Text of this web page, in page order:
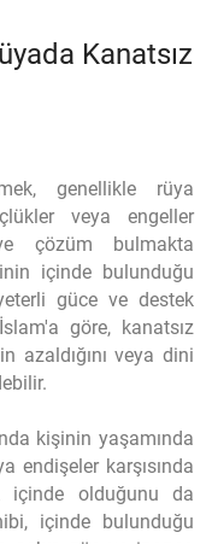
Kanatsız
genellikle rüya
veya engeller
çözüm bulmakta
içinde bulunduğu
güce ve destek
göre, kanatsız
azaldığını veya dini
kişinin yaşamında
endişeler karşısında
içinde olduğunu da
içinde bulunduğu